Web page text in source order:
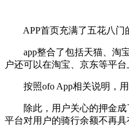
APP首页充满了五花八门的
app整合了包括天猫、淘宝
户还可以在淘宝、京东等平
按照ofo App相关说明，用
除此，用户关心的押金成了
平台对用户的骑行余额不再